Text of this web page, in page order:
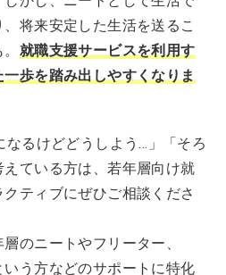
将来安定した生活を送るこ
就職支援サービスを利用す
歩を踏み出しやすくなりま
なるけどどうしよう...」「そろ
ている方は、若年層向け就
ティブにぜひご相談くださ
のニートやフリーター、
いう方などのサポートに特化